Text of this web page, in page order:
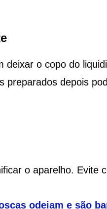
deixar o copo do
preparados depois
o aparelho. Evite
odeiam e são